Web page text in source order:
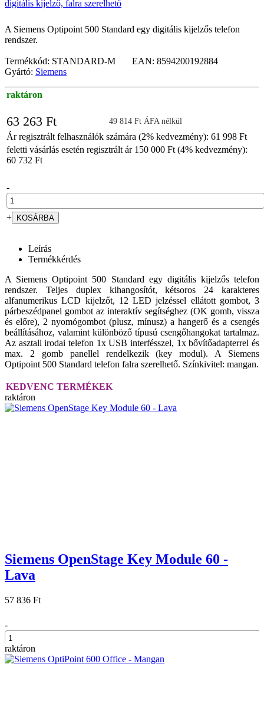
A Siemens Optipoint 500 Standard egy digitális kijelzős telefon
rendszer.
Termékkód: STANDARD-M EAN: 8594200192884
Gyártó: Siemens
raktáron
63 263 Ft 49 814 Ft ÁFA nélkül
Ár regisztrált felhasználók számára (2% kedvezmény): 61 998 Ft
feletti vásárlás esetén regisztrált ár 150 000 Ft (4% kedvezmény):
60 732 Ft
-
+
Leírás
Termékkérdés
A Siemens Optipoint 500 Standard egy digitális kijelzős telefon
rendszer. Teljes duplex kihangosítót, kétsoros 24 karakteres
alfanumerikus LCD kijelzőt, 12 LED jelzéssel ellátott gombot, 3
párbeszédpanel gombot az interaktív segítséghez (OK gomb, vissza
és előre), 2 nyomógombot (plusz, mínusz) a hangerő és a csengés
beállításához, valamint különböző típusú csengőhangokat tartalmaz.
Az asztali irodai telefon 1x USB interfésszel, 1x bővítőadapterrel és
max. 2 gomb panellel rendelkezik (key modul). A Siemens
Optipoint 500 Standard telefon falra szerelhető. Színkivitel: mangan.
KEDVENC TERMÉKEK
raktáron
Siemens OpenStage Key Module 60 -
Lava
57 836 Ft
-
+
raktáron